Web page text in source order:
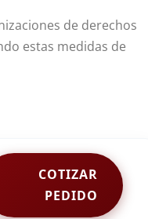
de derechos
estas medidas de
COTIZAR
PEDIDO